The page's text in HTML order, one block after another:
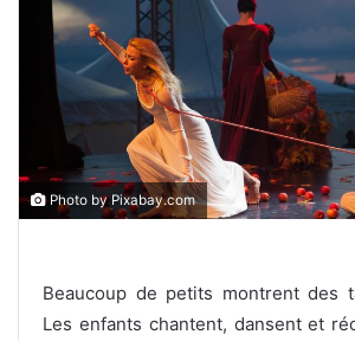
Photo by Pixabay.com
Beaucoup de petits montrent des
Les enfants chantent, dansent et